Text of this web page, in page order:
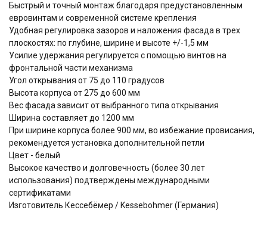
Быстрый и точный монтаж благодаря предустановленным
евровинтам и современной системе крепления
Удобная регулировка зазоров и наложения фасада в трех
плоскостях: по глубине, ширине и высоте +/-1,5 мм
Усилие удержания регулируется с помощью винтов на
фронтальной части механизма
Угол открывания от 75 до 110 градусов
Высота корпуса от 275 до 600 мм
Вес фасада зависит от выбранного типа открывания
Ширина составляет до 1200 мм
При ширине корпуса более 900 мм, во избежание провисания,
рекомендуется установка дополнительной петли
Цвет - белый
Высокое качество и долговечность (более 30 лет
использования) подтверждены международными
сертификатами
Изготовитель Кессебёмер / Kessebohmer (Германия)